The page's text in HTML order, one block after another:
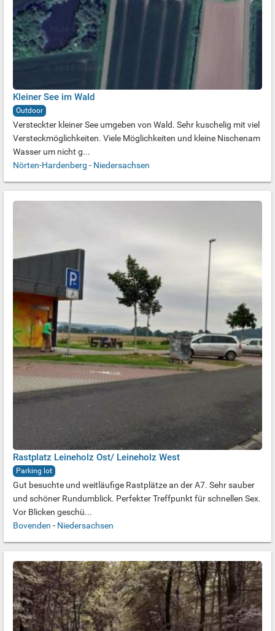
Kleiner See im Wald
Outdoor
Versteckter kleiner See umgeben von Wald. Sehr kuschelig mit viel
Versteckmöglichkeiten. Viele Möglichkeiten und kleine Nischenam
Wasser um nicht g...
Nörten-Hardenberg - Niedersachsen
Rastplatz Leineholz Ost/ Leineholz West
Parking lot
Gut besuchte und weitläufige Rastplätze an der A7. Sehr sauber
und schöner Rundumblick. Perfekter Treffpunkt für schnellen Sex.
Vor Blicken geschü...
Bovenden - Niedersachsen